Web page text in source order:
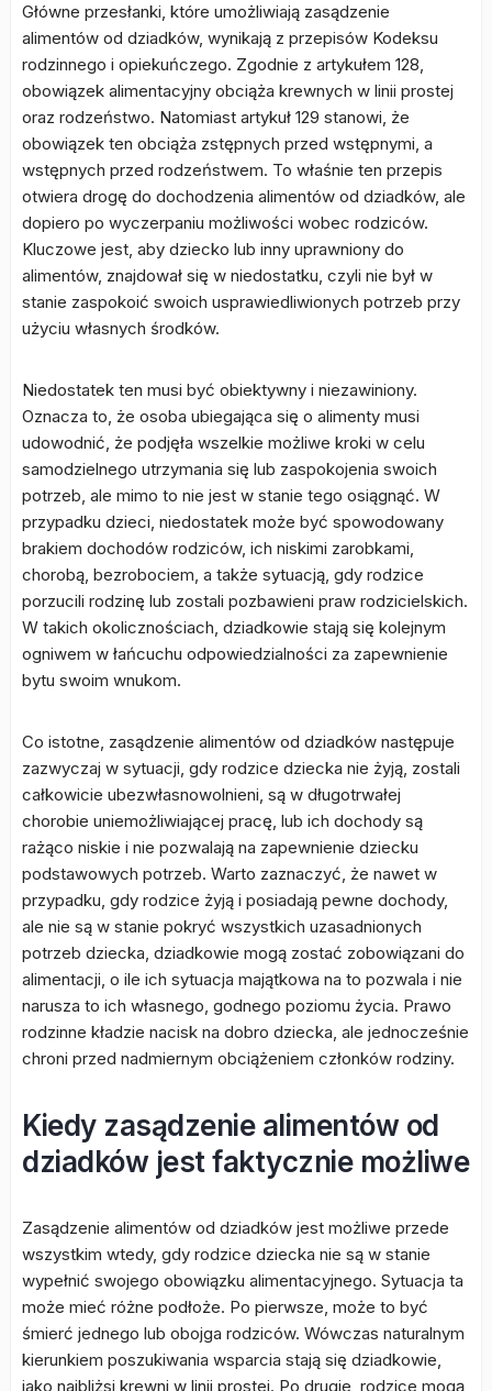
Główne przesłanki, które umożliwiają zasądzenie
alimentów od dziadków, wynikają z przepisów Kodeksu
rodzinnego i opiekuńczego. Zgodnie z artykułem 128,
obowiązek alimentacyjny obciąża krewnych w linii prostej
oraz rodzeństwo. Natomiast artykuł 129 stanowi, że
obowiązek ten obciąża zstępnych przed wstępnymi, a
wstępnych przed rodzeństwem. To właśnie ten przepis
otwiera drogę do dochodzenia alimentów od dziadków, ale
dopiero po wyczerpaniu możliwości wobec rodziców.
Kluczowe jest, aby dziecko lub inny uprawniony do
alimentów, znajdował się w niedostatku, czyli nie był w
stanie zaspokoić swoich usprawiedliwionych potrzeb przy
użyciu własnych środków.
Niedostatek ten musi być obiektywny i niezawiniony.
Oznacza to, że osoba ubiegająca się o alimenty musi
udowodnić, że podjęła wszelkie możliwe kroki w celu
samodzielnego utrzymania się lub zaspokojenia swoich
potrzeb, ale mimo to nie jest w stanie tego osiągnąć. W
przypadku dzieci, niedostatek może być spowodowany
brakiem dochodów rodziców, ich niskimi zarobkami,
chorobą, bezrobociem, a także sytuacją, gdy rodzice
porzucili rodzinę lub zostali pozbawieni praw rodzicielskich.
W takich okolicznościach, dziadkowie stają się kolejnym
ogniwem w łańcuchu odpowiedzialności za zapewnienie
bytu swoim wnukom.
Co istotne, zasądzenie alimentów od dziadków następuje
zazwyczaj w sytuacji, gdy rodzice dziecka nie żyją, zostali
całkowicie ubezwłasnowolnieni, są w długotrwałej
chorobie uniemożliwiającej pracę, lub ich dochody są
rażąco niskie i nie pozwalają na zapewnienie dziecku
podstawowych potrzeb. Warto zaznaczyć, że nawet w
przypadku, gdy rodzice żyją i posiadają pewne dochody,
ale nie są w stanie pokryć wszystkich uzasadnionych
potrzeb dziecka, dziadkowie mogą zostać zobowiązani do
alimentacji, o ile ich sytuacja majątkowa na to pozwala i nie
narusza to ich własnego, godnego poziomu życia. Prawo
rodzinne kładzie nacisk na dobro dziecka, ale jednocześnie
chroni przed nadmiernym obciążeniem członków rodziny.
Kiedy zasądzenie alimentów od
dziadków jest faktycznie możliwe
Zasądzenie alimentów od dziadków jest możliwe przede
wszystkim wtedy, gdy rodzice dziecka nie są w stanie
wypełnić swojego obowiązku alimentacyjnego. Sytuacja ta
może mieć różne podłoże. Po pierwsze, może to być
śmierć jednego lub obojga rodziców. Wówczas naturalnym
kierunkiem poszukiwania wsparcia stają się dziadkowie,
jako najbliżsi krewni w linii prostej. Po drugie, rodzice mogą